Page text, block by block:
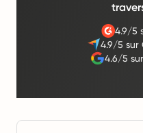
4.9/5
4.9/5 sur
4.6/5